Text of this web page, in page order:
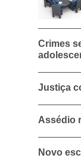
Crimes
Justiça
Assédio
Novo